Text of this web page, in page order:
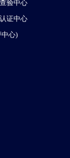
验中心
证中心
心)